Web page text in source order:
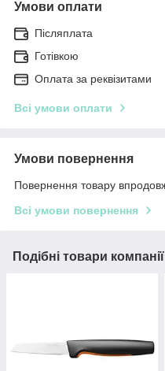
Умови оплати
Післяплата
Готівкою
Оплата за реквізитами
Всі умови оплати
Умови повернення
Повернення товару
Всі умови повернення
Подібні товари компанії